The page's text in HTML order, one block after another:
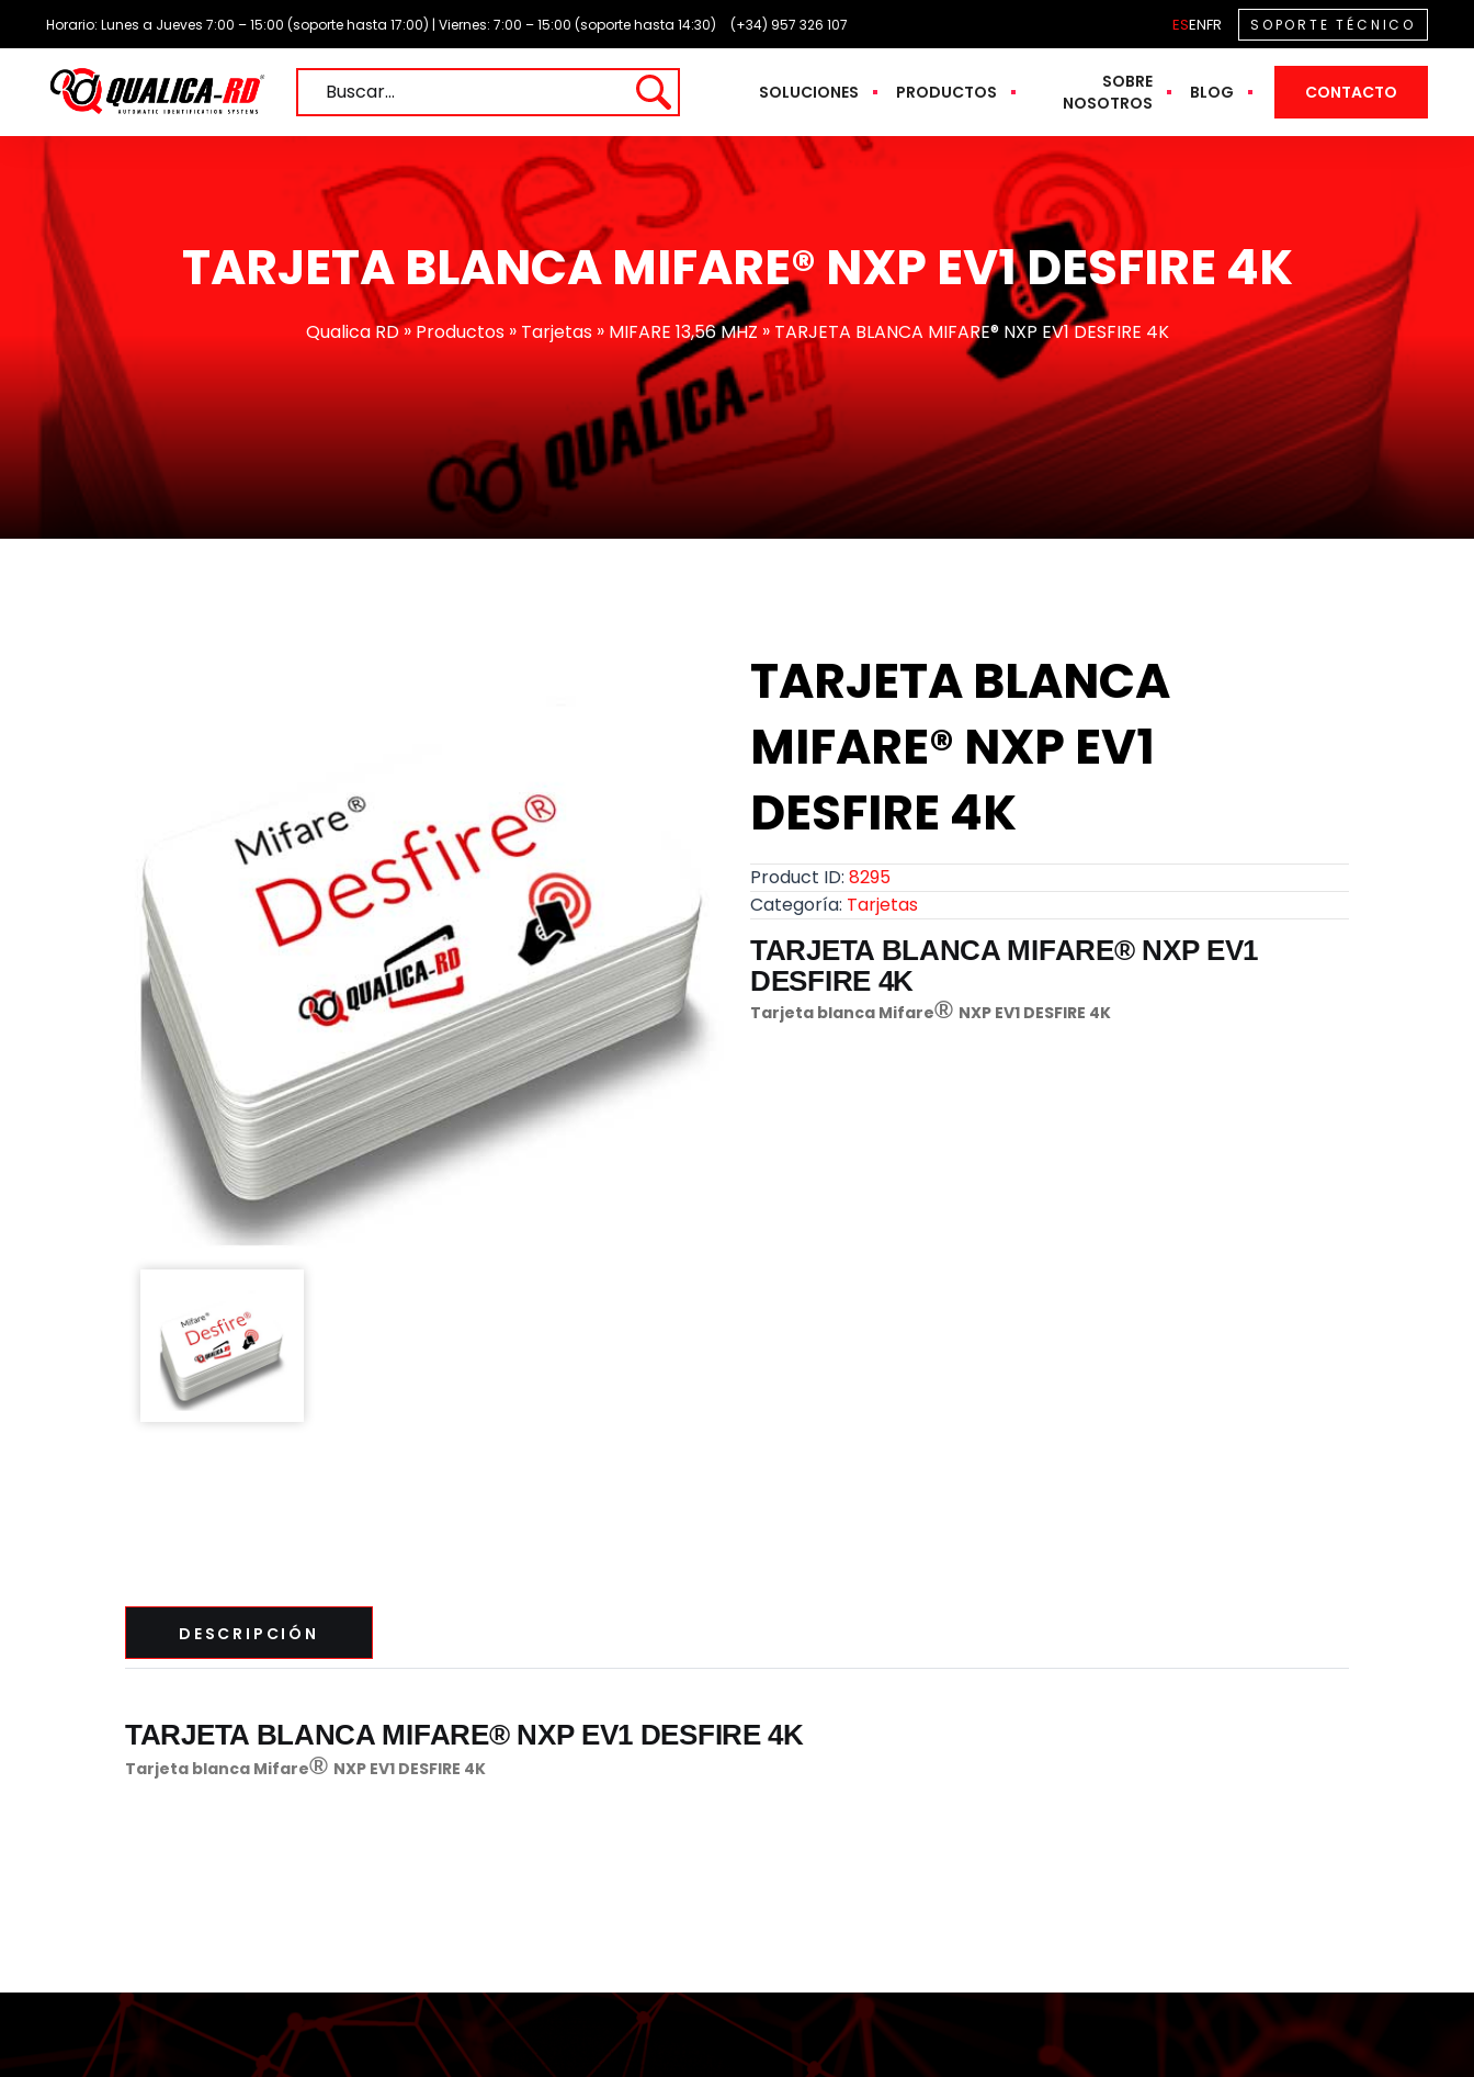
contenido
Horario: Lunes a Jueves 7:00 – 15:00 (soporte hasta 17:00) | Viernes: 7:00 – 15:00 (soporte hasta 14:30) (+34) 957 326 107 ESENFR SOPORTE TÉCNICO
Buscar… SOLUCIONES PRODUCTOS
SOBRE
NOSOTROS
BLOG CONTACTO
TARJETA BLANCA MIFARE® NXP EV1 DESFIRE 4K
Qualica RD»Productos» Tarjetas» MIFARE 13,56 MHZ» TARJETA BLANCA MIFARE® NXP EV1 DESFIRE 4K
TARJETA BLANCA
MIFARE® NXP EV1
DESFIRE 4K
Product ID: 8295
Categoría: Tarjetas
TARJETA BLANCA MIFARE® NXP EV1
DESFIRE 4K
Tarjeta blanca Mifare® NXP EV1 DESFIRE 4K
DESCRIPCIÓN
TARJETA BLANCA MIFARE® NXP EV1 DESFIRE 4K
Tarjeta blanca Mifare® NXP EV1 DESFIRE 4K